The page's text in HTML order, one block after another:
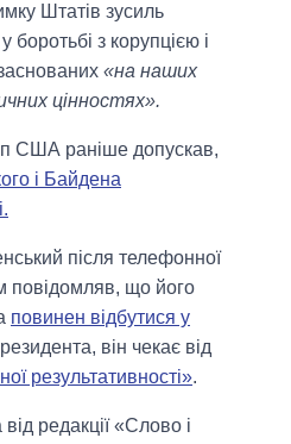
Штатів зусиль
боротьбі з корупцією і
«на наших
цінностях».
США раніше допускав,
і Байдена
після телефонної
повідомляв, що його
повинен відбутися у
він чекає від
результативності».
редакції «Слово і